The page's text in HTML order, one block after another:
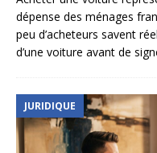
dépense des ménages
peu d’acheteurs savent
d’une voiture avant de
JURIDIQUE